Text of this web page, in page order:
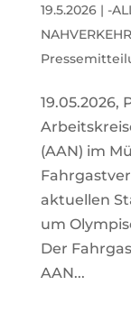
19.5.2026| -
NAHVERKEHR
19.05.2026,
(AAN) im
aktuellen
um
Der
AAN...